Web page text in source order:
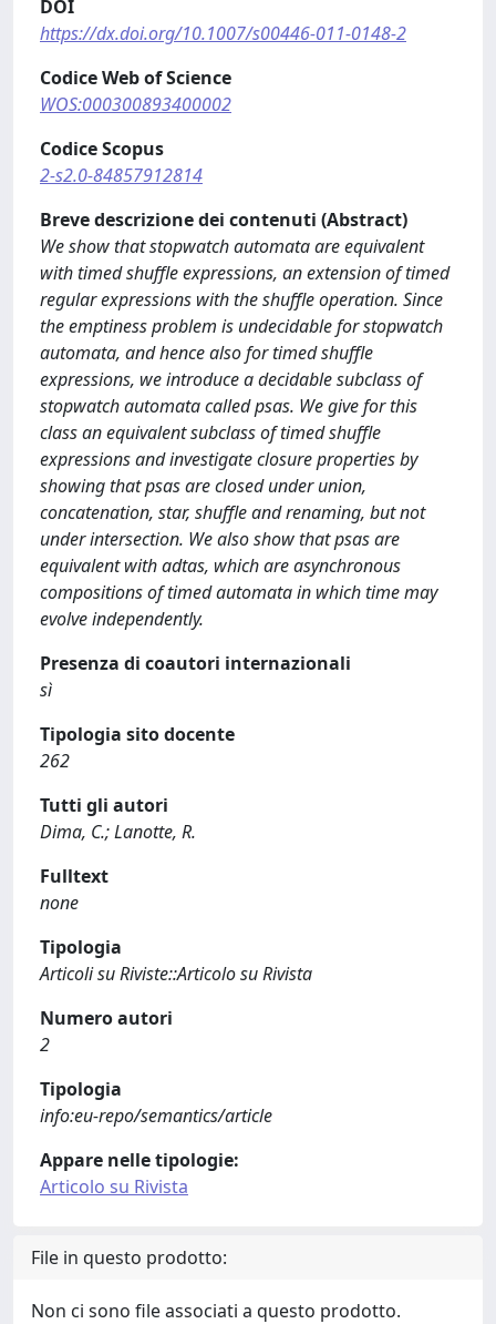
DOI
https://dx.doi.org/10.1007/s00446-011-0148-2
Codice Web of Science
WOS:000300893400002
Codice Scopus
2-s2.0-84857912814
Breve descrizione dei contenuti (Abstract)
We show that stopwatch automata are equivalent
with timed shuffle expressions, an extension of timed
regular expressions with the shuffle operation. Since
the emptiness problem is undecidable for stopwatch
automata, and hence also for timed shuffle
expressions, we introduce a decidable subclass of
stopwatch automata called psas. We give for this
class an equivalent subclass of timed shuffle
expressions and investigate closure properties by
showing that psas are closed under union,
concatenation, star, shuffle and renaming, but not
under intersection. We also show that psas are
equivalent with adtas, which are asynchronous
compositions of timed automata in which time may
evolve independently.
Presenza di coautori internazionali
sì
Tipologia sito docente
262
Tutti gli autori
Dima, C.; Lanotte, R.
Fulltext
none
Tipologia
Articoli su Riviste::Articolo su Rivista
Numero autori
2
Tipologia
info:eu-repo/semantics/article
Appare nelle tipologie:
Articolo su Rivista
File in questo prodotto:
Non ci sono file associati a questo prodotto.